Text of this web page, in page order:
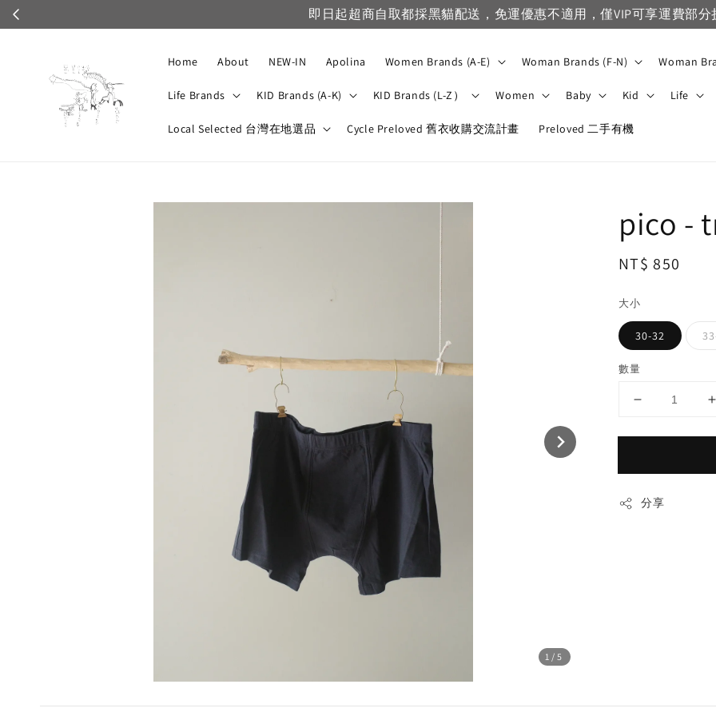
即日起超商自取都採黑貓配送，免運優惠不適用，僅VIP可享運費部分
Home About NEW-IN Apolina Women Brands (A-E) Woman Brands (F-N) Woman
Life Brands KID Brands (A-K) KID Brands (L-Z） Women Baby Kid Life
Local Selected 台灣在地選品 Cycle Preloved 舊衣收購交流計畫 Preloved 二手有機
1 /5
pico -
Regular
NT$ 850
大小
30-32
數量
分享